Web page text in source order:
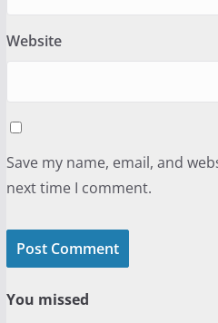
Website
Save my name, email, and
next time I comment.
You missed